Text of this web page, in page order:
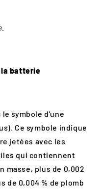
la batterie
symbole d'une
Ce symbole indique
jetées avec les
qui contiennent
masse, plus de 0,002
de 0,004 % de plomb